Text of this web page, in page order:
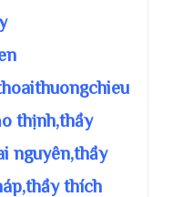
thịnh,thầy
nguyên,thầy
thích